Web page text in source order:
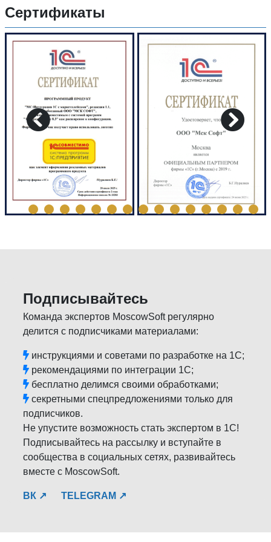
Сертификаты
Подписывайтесь
Команда экспертов MoscowSoft регулярно
делится с подписчиками материалами:
инструкциями и советами по разработке на 1С;
рекомендациями по интеграции 1С;
бесплатно делимся своими обработками;
секретными спецпредложениями только для
подписчиков.
Не упустите возможность стать экспертом в 1С!
Подписывайтесь на рассылку и вступайте в
сообщества в социальных сетях, развивайтесь
вместе с MoscowSoft.
ВК ↗ TELEGRAM ↗